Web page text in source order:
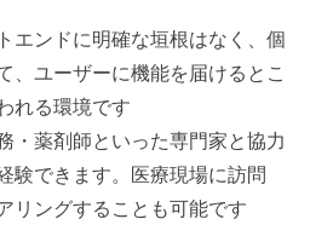
エンドに明確な垣根はなく、個
、ユーザーに機能を届けるとこ
れる環境です
・薬剤師といった専門家と協力
験できます。医療現場に訪問
リングすることも可能です